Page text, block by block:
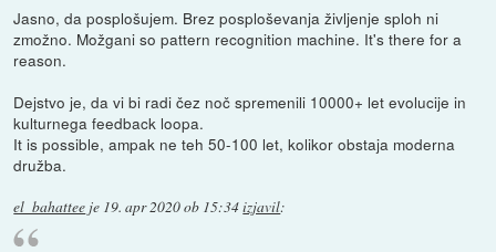
Jasno, da posplošujem. Brez posploševanja življenje sploh ni
zmožno. Možgani so pattern recognition machine. It's there for a
reason.
Dejstvo je, da vi bi radi čez noč spremenili 10000+ let evolucije in
kulturnega feedback loopa.
It is possible, ampak ne teh 50-100 let, kolikor obstaja moderna
družba.
el_bahattee je 19. apr 2020 ob 15:34izjavil: